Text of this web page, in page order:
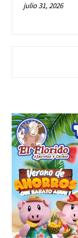
julio 31, 2026